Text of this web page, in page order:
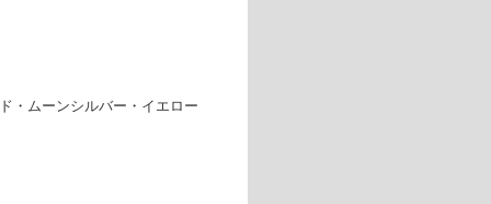
・ムーンシルバー・イエロー